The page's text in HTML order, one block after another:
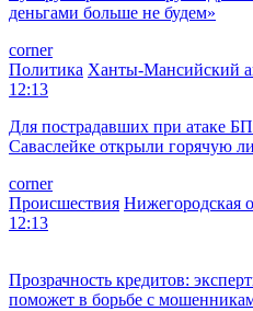
12:21
Кухарук призвал Югру к
деньгами больше не будем»
corner
Политика Ханты-Мансийский
12:13
Для пострадавших при атаке
Саваслейке открыли горячую
corner
12:13